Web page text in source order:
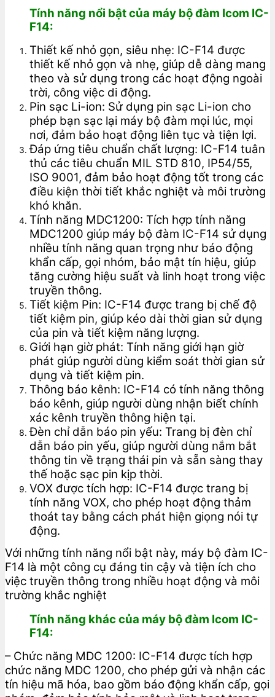
Tính năng nổi bật của máy bộ đàm Icom IC-
F14:
Thiết kế nhỏ gọn, siêu nhẹ: IC-F14 được
thiết kế nhỏ gọn và nhẹ, giúp dễ dàng mang
theo và sử dụng trong các hoạt động ngoài
trời, công việc di động.
Pin sạc Li-ion: Sử dụng pin sạc Li-ion cho
phép bạn sạc lại máy bộ đàm mọi lúc, mọi
nơi, đảm bảo hoạt động liên tục và tiện lợi.
Đáp ứng tiêu chuẩn chất lượng: IC-F14 tuân
thủ các tiêu chuẩn MIL STD 810, IP54/55,
ISO 9001, đảm bảo hoạt động tốt trong các
điều kiện thời tiết khắc nghiệt và môi trường
khó khăn.
Tính năng MDC1200: Tích hợp tính năng
MDC1200 giúp máy bộ đàm IC-F14 sử dụng
nhiều tính năng quan trọng như báo động
khẩn cấp, gọi nhóm, bảo mật tín hiệu, giúp
tăng cường hiệu suất và linh hoạt trong việc
truyền thông.
Tiết kiệm Pin: IC-F14 được trang bị chế độ
tiết kiệm pin, giúp kéo dài thời gian sử dụng
của pin và tiết kiệm năng lượng.
Giới hạn giờ phát: Tính năng giới hạn giờ
phát giúp người dùng kiểm soát thời gian sử
dụng và tiết kiệm pin.
Thông báo kênh: IC-F14 có tính năng thông
báo kênh, giúp người dùng nhận biết chính
xác kênh truyền thông hiện tại.
Đèn chỉ dẫn báo pin yếu: Trang bị đèn chỉ
dẫn báo pin yếu, giúp người dùng nắm bắt
thông tin về trạng thái pin và sẵn sàng thay
thế hoặc sạc pin kịp thời.
VOX được tích hợp: IC-F14 được trang bị
tính năng VOX, cho phép hoạt động thảm
thoát tay bằng cách phát hiện giọng nói tự
động.
Với những tính năng nổi bật này, máy bộ đàm IC-
F14 là một công cụ đáng tin cậy và tiện ích cho
việc truyền thông trong nhiều hoạt động và môi
trường khắc nghiệt
Tính năng khác của máy bộ đàm Icom IC-
F14:
– Chức năng MDC 1200: IC-F14 được tích hợp
chức năng MDC 1200, cho phép gửi và nhận các
tín hiệu mã hóa, bao gồm báo động khẩn cấp, gọi